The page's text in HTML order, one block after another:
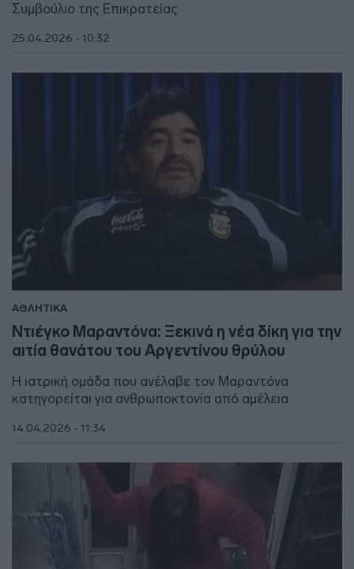
Συμβούλιο της Επικρατείας
25.04.2026 - 10:32
ΑΘΛΗΤΙΚΑ
Ντιέγκο Μαραντόνα: Ξεκινά η νέα δίκη για την
αιτία θανάτου του Αργεντίνου θρύλου
Η ιατρική ομάδα που ανέλαβε τον Μαραντόνα
κατηγορείται για ανθρωποκτονία από αμέλεια
14.04.2026 - 11:34